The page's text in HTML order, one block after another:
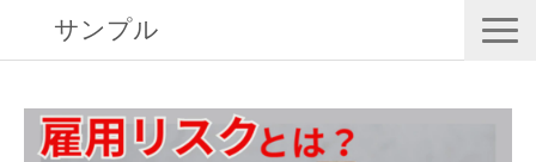
サンプル
導入事例